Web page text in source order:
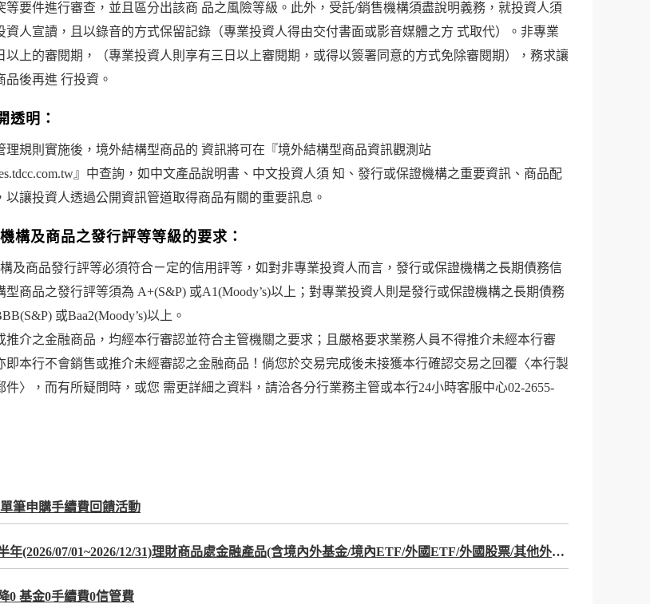
等要件進行審查，並且區分出該商 品之風險等級。此外，受託/銷售機構須盡說明義務，就投資人須
資人宣讀，且以錄音的方式保留記錄（專業投資人得由交付書面或影音媒體之方 式取代）。非專業
以上的審閱期，（專業投資人則享有三日以上審閱期，或得以簽署同意的方式免除審閱期），務求讓
後再進 行投資。
透明：
理規則實施後，境外結構型商品的 資訊將可在『境外結構型商品資訊觀測站
』中查詢，如中文產品說明書、中文投資人須 知、發行或保證機構之重要資訊、商品配
以讓投資人透過公開資訊管道取得商品有關的重要訊息。
構及商品之發行評等等級的要求：
及商品發行評等必須符合ㄧ定的信用評等，如對非專業投資人而言，發行或保證機構之長期債務信
型商品之發行評等須為 A+(S&P) 或A1(Moody’s)以上；對專業投資人則是發行或保證機構之長期債務
或Baa2(Moody’s)以上。
推介之金融商品，均經本行審認並符合主管機關之要求；且嚴格要求業務人員不得推介未經本行審
即本行不會銷售或推介未經審認之金融商品！倘您於交易完成後未接獲本行確認交易之回覆〈本行製
件〉，而有所疑問時，或您 需更詳細之資料，請洽各分行業務主管或本行24小時客服中心02-2655-
筆申購手續費回饋活動
公告2026年下半年(2026/07/01~2026/12/31)理財商品處金融產品(含境內外基金/境內ETF/外國ETF/外國股票/其他外國有價證券(PS)/海外債券(CB))一般折扣及特殊優惠折扣。
0 基金0手續費0信管費